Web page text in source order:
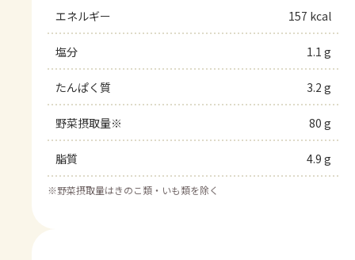
エネルギー 157 kcal
塩分 1.1 g
たんぱく質 3.2 g
野菜摂取量※ 80 g
脂質 4.9 g
※野菜摂取量はきのこ類・いも類を除く